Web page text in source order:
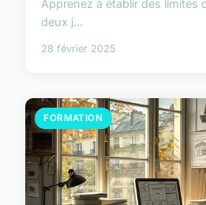
Apprenez à établir des limites
deux j...
28 février 2025
FORMATION